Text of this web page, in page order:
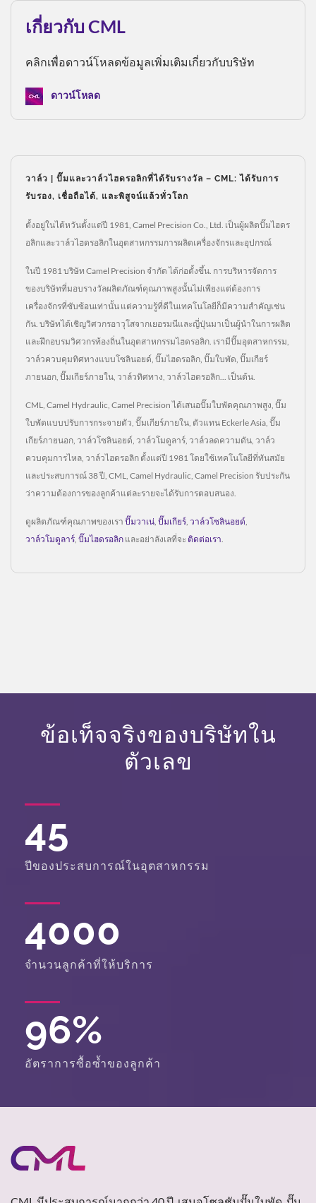
เกี่ยวกับ CML
คลิกเพื่อดาวน์โหลดข้อมูลเพิ่มเติมเกี่ยวกับบริษัท
ดาวน์โหลด
วาล์ว | ปั๊มและวาล์วไฮดรอลิกที่ได้รับรางวัล – CML: ได้รับการ
รับรอง, เชื่อถือได้, และพิสูจน์แล้วทั่วโลก
ตั้งอยู่ในไต้หวันตั้งแต่ปี 1981, Camel Precision Co., Ltd. เป็นผู้ผลิตปั๊มไฮดร
อลิกและวาล์วไฮดรอลิกในอุตสาหกรรมการผลิตเครื่องจักรและอุปกรณ์
ในปี 1981 บริษัท Camel Precision จำกัด ได้ก่อตั้งขึ้น. การบริหารจัดการ
ของบริษัทที่มอบรางวัลผลิตภัณฑ์คุณภาพสูงนั้นไม่เพียงแต่ต้องการ
เครื่องจักรที่ซับซ้อนเท่านั้น แต่ความรู้ที่ดีในเทคโนโลยีก็มีความสำคัญเช่น
กัน. บริษัทได้เชิญวิศวกรอาวุโสจากเยอรมนีและญี่ปุ่นมาเป็นผู้นำในการผลิต
และฝึกอบรมวิศวกรท้องถิ่นในอุตสาหกรรมไฮดรอลิก. เรามีปั๊มอุตสาหกรรม,
วาล์วควบคุมทิศทางแบบโซลินอยด์, ปั๊มไฮดรอลิก, ปั๊มใบพัด, ปั๊มเกียร์
ภายนอก, ปั๊มเกียร์ภายใน, วาล์วทิศทาง, วาล์วไฮดรอลิก... เป็นต้น.
CML, Camel Hydraulic, Camel Precision ได้เสนอปั๊มใบพัดคุณภาพสูง, ปั๊ม
ใบพัดแบบปรับการกระจายตัว, ปั๊มเกียร์ภายใน, ตัวแทน Eckerle Asia, ปั๊ม
เกียร์ภายนอก, วาล์วโซลินอยด์, วาล์วโมดูลาร์, วาล์วลดความดัน, วาล์ว
ควบคุมการไหล, วาล์วไฮดรอลิก ตั้งแต่ปี 1981 โดยใช้เทคโนโลยีที่ทันสมัย
และประสบการณ์ 38 ปี, CML, Camel Hydraulic, Camel Precision รับประกัน
ว่าความต้องการของลูกค้าแต่ละรายจะได้รับการตอบสนอง.
ดูผลิตภัณฑ์คุณภาพของเรา ปั๊มวาเน่ ปั๊มเกียร์ วาล์วโซลินอยด์
วาล์วโมดูลาร์ ปั๊มไฮดรอลิก และอย่าลังเลที่จะ ติดต่อเรา
ข้อเท็จจริงของบริษัทใน
ตัวเลข
45
ปีของประสบการณ์ในอุตสาหกรรม
4000
จำนวนลูกค้าที่ให้บริการ
96%
อัตราการซื้อซ้ำของลูกค้า